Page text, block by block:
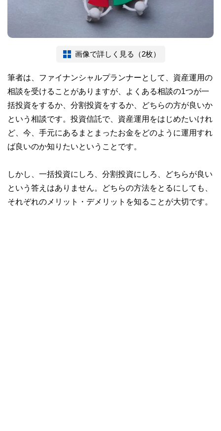
画像で詳しく見る（2枚）
筆者は、ファイナンシャルプランナーとして、資産運用の
相談を受けることがありますが、よくある相談の1つが一
括投資をするか、分割投資をするか、どちらの方が良いか
という相談です。投資信託で、資産運用をはじめたいけれ
ど、今、手元にあるまとまったお金をどのように運用すれ
ば良いのか知りたいということです。
しかし、一括投資にしろ、分割投資にしろ、どちらが良い
という答えはありません。どちらの方法をとるにしても、
それぞれのメリット・デメリットを知ることが大切です。